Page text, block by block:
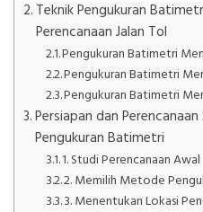
Teknik Pengukuran
Perencanaan Jalan Tol
Pengukuran Batimetri
Pengukuran Batimetri
Pengukuran Batimetri
Persiapan dan
Pengukuran Batimetri
1. Studi Perencanaan Awal
2. Memilih Metode
3. Menentukan Lokasi